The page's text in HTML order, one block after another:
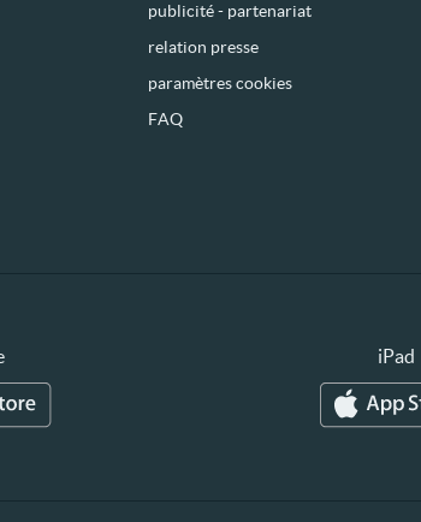
publicité - partenariat
relation presse
paramètres cookies
FAQ
iPad